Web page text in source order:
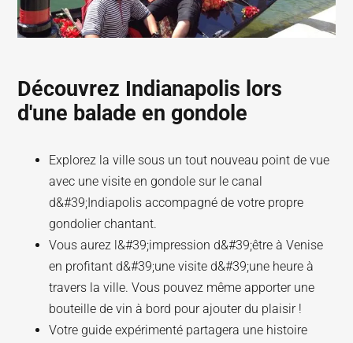
Découvrez Indianapolis lors
d'une balade en gondole
Explorez la ville sous un tout nouveau point de vue
avec une visite en gondole sur le canal
d&#39;Indiapolis accompagné de votre propre
gondolier chantant.
Vous aurez l&#39;impression d&#39;être à Venise
en profitant d&#39;une visite d&#39;une heure à
travers la ville. Vous pouvez même apporter une
bouteille de vin à bord pour ajouter du plaisir !
Votre guide expérimenté partagera une histoire